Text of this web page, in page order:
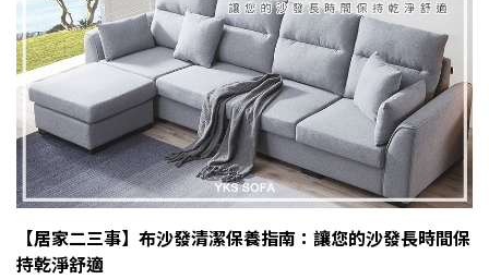
【居家二三事】布沙發清潔保養指南：讓您的沙發長時間保
持乾淨舒適